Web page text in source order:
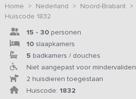
Home > Nederland > Noord-Brabant >
Huiscode 1832
15 - 30 personen
10 slaapkamers
5 badkamers / douches
Niet aangepast voor mindervaliden
2 huisdieren toegestaan
Huiscode: 1832